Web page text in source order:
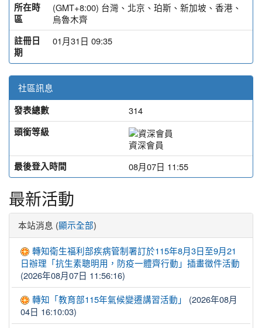
所在時
區
(GMT+8:00) 台灣、北京、珀斯、新加坡、香港、
烏魯木齊
註冊日
期
01月31日 09:35
社區訊息
發表總數
314
頭銜等級
資深會員
最後登入時間
08月07日 11:55
最新活動
本站消息 (顯示全部)
轉知衛生福利部疾病管制署訂於115年8月3日至9月21
日辦理「抗生素聰明用，防疫一體齊行動」插畫徵件活動
(2026年08月07日 11:56:16)
轉知「教育部115年氣候變遷講習活動」
(2026年08月
04日 16:10:03)